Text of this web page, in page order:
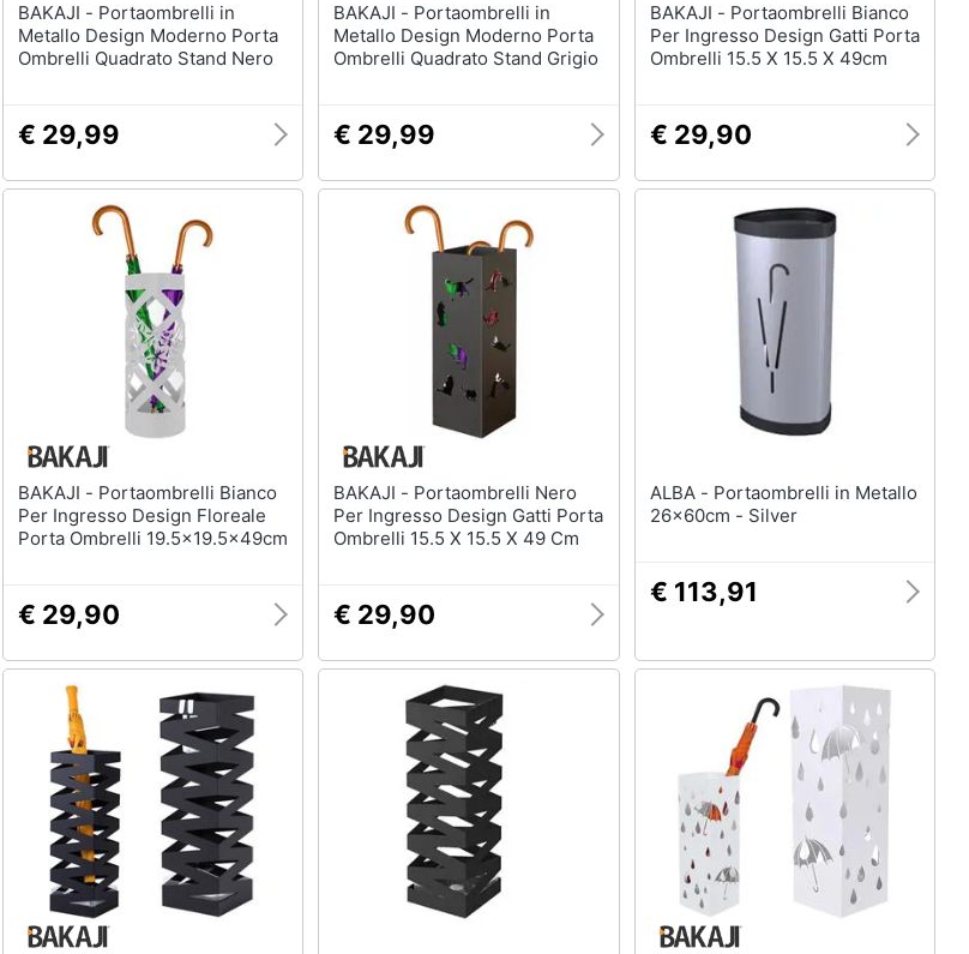
Tessili
Tende da sole
Materasso matrimoniale
Copridivano
Illuminazione
Philips illuminazione selction
Lampadari moderni
Arredamento da esterno
Piscine
Casette in legno
BAKAJI - Portaombrelli in
Metallo Design Moderno Porta
Ombrelli Quadrato Stand Nero
€ 29,99
BAKAJI - Portaombrelli in
Metallo Design Moderno Porta
Ombrelli Quadrato Stand Grigio
€ 29,99
BAKAJI - Portaombrelli Bianco
Per Ingresso Design Gatti Porta
Ombrelli 15.5 X 15.5 X 49cm
€ 29,90
BAKAJI - Portaombrelli Bianco
Per Ingresso Design Floreale
Porta Ombrelli 19.5x19.5x49cm
€ 29,90
BAKAJI - Portaombrelli Nero
Per Ingresso Design Gatti Porta
Ombrelli 15.5 X 15.5 X 49 Cm
€ 29,90
ALBA - Portaombrelli in Metallo
26x60cm - Silver
€ 113,91